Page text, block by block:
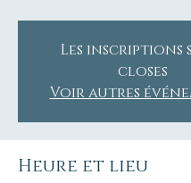
Les inscriptions
closes
Voir autres
Heure et lieu